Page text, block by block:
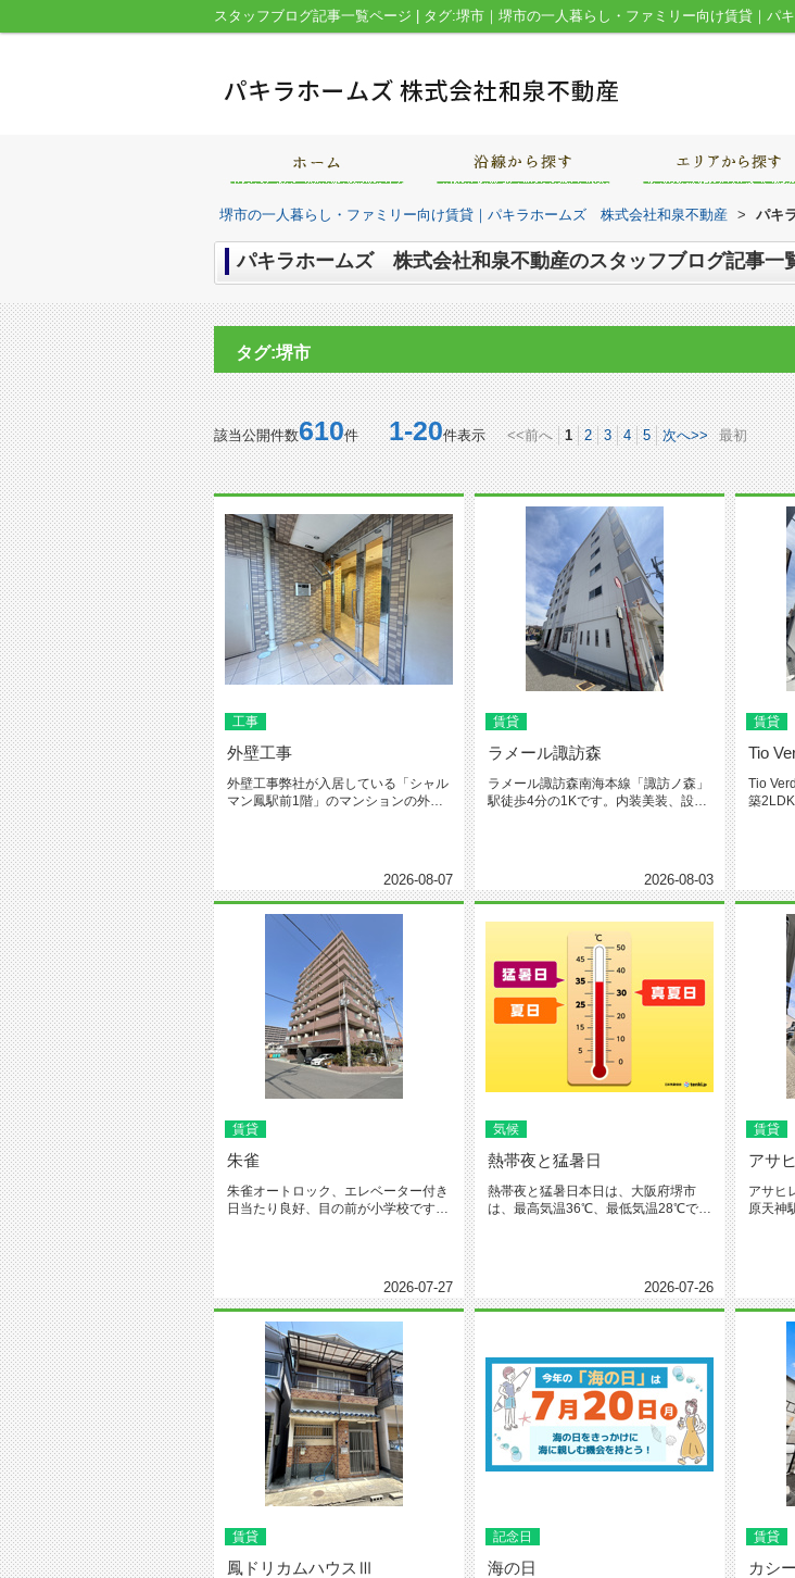
堺市の一人暮らし・ファミリー向け賃貸｜パキラホームズ 株式会社和泉不動産 > パキ
パキラホームズ 株式会社和泉不動産のスタッフブログ記事一
タグ:堺市
該当公開件数610件1-20件表示 <<前へ 1 2 3 4 5 次へ>> 最初
工事
外壁工事
外壁工事弊社が入居している「シャル
マン鳳駅前1階」のマンションの外壁
2026-08-07
賃貸
ラメール諏訪森
ラメール諏訪森南海本線「諏訪ノ森」
駅徒歩4分の1Kです。内装美装、設備
2026-08-03
賃貸
Tio
Tio
築
賃貸
朱雀
朱雀オートロック、エレベーター付き
日当たり良好、目の前が小学校です。
2026-07-27
気候
熱帯夜と猛暑日
熱帯夜と猛暑日本日は、大阪府堺市
は、最高気温36℃、最低気温28℃でし
2026-07-26
賃貸
アサ
アサヒ
原天神
賃貸
鳳ドリカムハウスⅢ
記念日
海の日
賃貸
カシ